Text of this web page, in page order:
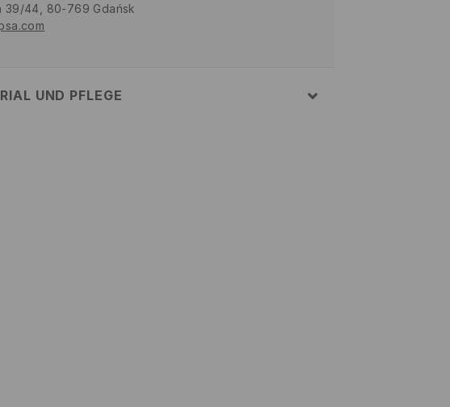
39/44, 80-769 Gdańsk
UND PFLEGE